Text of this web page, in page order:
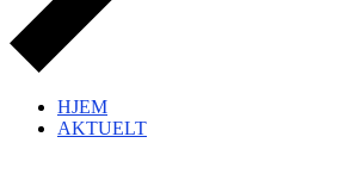
HJEM
AKTUELT